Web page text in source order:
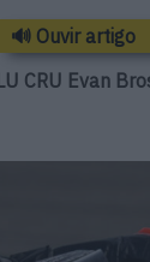
🔊 Ouvir artigo
CRU Evan